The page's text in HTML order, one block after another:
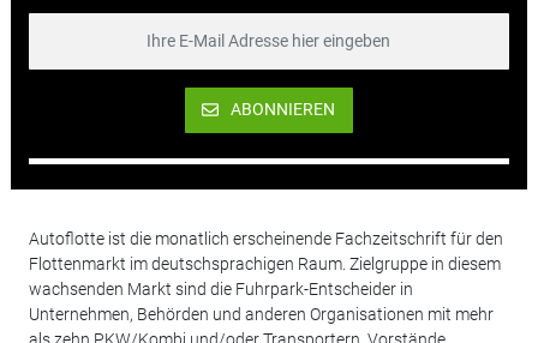
ABONNIEREN
Autoflotte ist die monatlich erscheinende Fachzeitschrift für den
Flottenmarkt im deutschsprachigen Raum. Zielgruppe in diesem
wachsenden Markt sind die Fuhrpark-Entscheider in
Unternehmen, Behörden und anderen Organisationen mit mehr